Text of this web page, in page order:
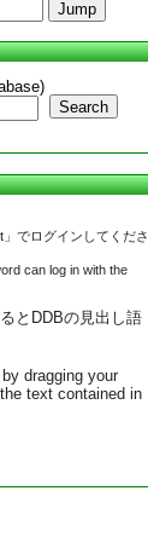
Search
でログインしてくださ
can log in with the
とDDBの見出し語
dragging your
text contained in